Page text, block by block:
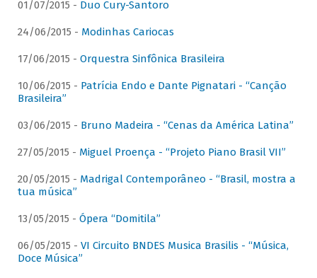
01/07/2015 - Duo Cury-Santoro
24/06/2015 - Modinhas Cariocas
17/06/2015 - Orquestra Sinfônica Brasileira
10/06/2015 - Patrícia Endo e Dante Pignatari - “Canção
Brasileira”
03/06/2015 - Bruno Madeira - “Cenas da América Latina”
27/05/2015 - Miguel Proença - “Projeto Piano Brasil VII”
20/05/2015 - Madrigal Contemporâneo - “Brasil, mostra a
tua música”
13/05/2015 - Ópera “Domitila”
06/05/2015 - VI Circuito BNDES Musica Brasilis - “Música,
Doce Música”